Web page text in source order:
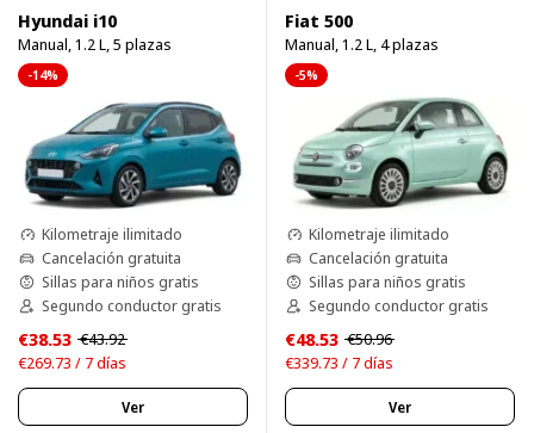
Hyundai i10
Manual, 1.2 L, 5 plazas
-14%
Kilometraje ilimitado
Cancelación gratuita
Sillas para niños gratis
Segundo conductor gratis
€38.53 €43.92
€269.73 / 7 días
Ver
Fiat 500
Manual, 1.2 L, 4 plazas
-5%
Kilometraje ilimitado
Cancelación gratuita
Sillas para niños gratis
Segundo conductor gratis
€48.53 €50.96
€339.73 / 7 días
Ver